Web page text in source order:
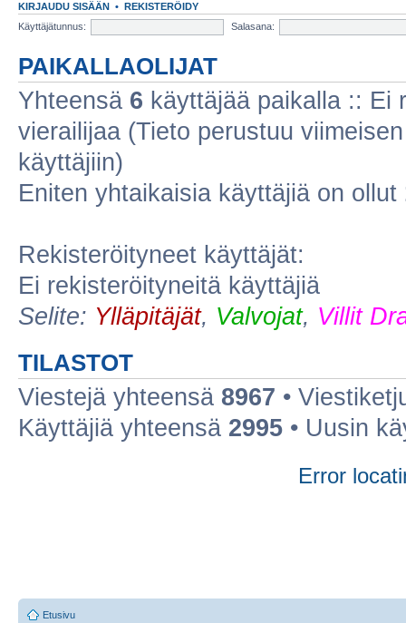
KIRJAUDU SISÄÄN • REKISTERÖIDY
Käyttäjätunnus:
Salasana:
PAIKALLAOLIJAT
Yhteensä 6 käyttäjää paikalla :: Ei
vierailijaa (Tieto perustuu
käyttäjiin)
Eniten yhtaikaisia käyttäjiä on ollut
Rekisteröityneet käyttäjät:
Ei rekisteröityneitä käyttäjiä
Selite: Ylläpitäjät, Valvojat, Villit
TILASTOT
Viestejä yhteensä 8967 •
Käyttäjiä yhteensä 2995 • Uusin
Error
Etusivu